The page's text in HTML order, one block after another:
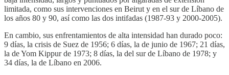
limitada, como sus intervenciones en Beirut y en el sur de Líbano de
los años 80 y 90, así como las dos intifadas (1987-93 y 2000-2005).
En cambio, sus enfrentamientos de alta intensidad han durado poco:
9 días, la crisis de Suez de 1956; 6 días, la de junio de 1967; 21 días,
la de Yom Kippur de 1973; 8 días, la del sur de Líbano de 1978; y
34 días, la de Líbano en 2006.